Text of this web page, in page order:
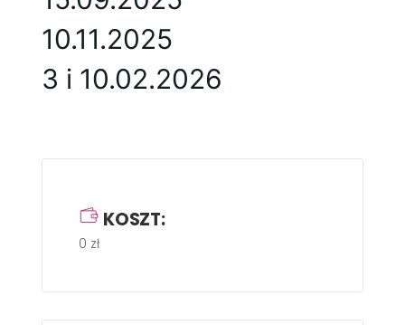
10.11.2025
3 i 10.02.2026
KOSZT:
0 zł